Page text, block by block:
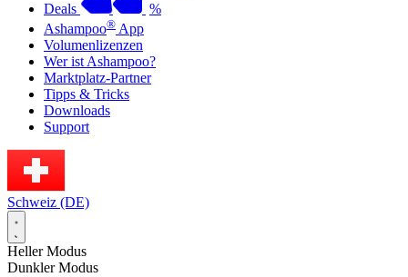
Deals
%
Ashampoo® App
Volumenlizenzen
Wer ist Ashampoo?
Marktplatz-Partner
Tipps & Tricks
Downloads
Support
Schweiz (DE)
Heller Modus
Dunkler Modus